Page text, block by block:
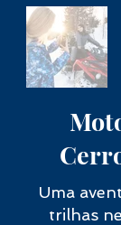
Uma
trilhas